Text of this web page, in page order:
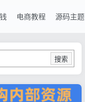
电商教程 源码主题
搜索
入，大回报！